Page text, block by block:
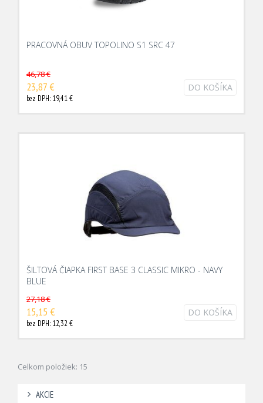
PRACOVNÁ OBUV TOPOLINO S1 SRC 47
46,78 €
23,87 €
bez DPH: 19,41 €
DO KOŠÍKA
ŠILTOVÁ ČIAPKA FIRST BASE 3 CLASSIC MIKRO - NAVY
BLUE
27,18 €
15,15 €
bez DPH: 12,32 €
DO KOŠÍKA
Celkom položiek: 15
AKCIE